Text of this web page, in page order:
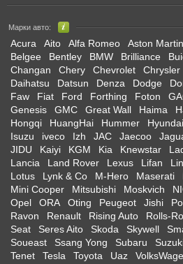
Марки авто:
Acura Aito Alfa Romeo Aston Martin
Belgee
Bentley BMW Brilliance
Changan
Chery Chevrolet Chrysler
Daihatsu
Datsun Denza Dodge
Faw
Fiat Ford Forthing Foton
Genesis
GMC Great Wall Haima
Hongqi
HuangHai Hummer Hyundai
Isuzu
iveco Izh JAC Jaecoo
JIDU
Kaiyi KGM Kia Knewstar
Lancia
Land Rover Lexus Lifan
Lotus
Lynk & Co M-Hero Maserati
Mini Cooper
Mitsubishi Moskvich
Opel
ORA Oting Peugeot Jishi
Ravon
Renault Rising Auto Rolls-
Seat
Seres Aito Skoda Skywell
Soueast
Ssang Yong Subaru
Tenet
Tesla Toyota Uaz